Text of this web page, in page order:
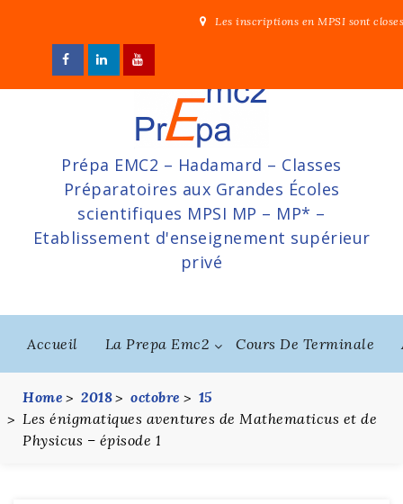
content
Les inscriptions en MPSI sont
Prépa EMC2 – Hadamard – Classes
Préparatoires aux Grandes Écoles
scientifiques MPSI MP – MP* –
Etablissement d'enseignement supérieur
privé
Accueil La Prepa Emc2 Cours De Terminale
Home 2018 octobre
15
Les énigmatiques aventures de Mathematicus et de
Physicus – épisode 1